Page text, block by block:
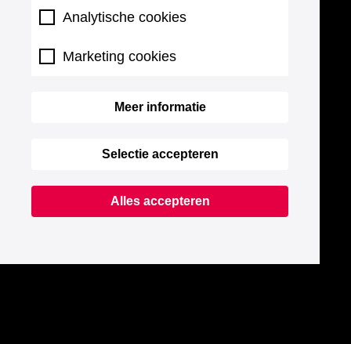
Analytische cookies
Marketing cookies
Meer informatie
Selectie accepteren
Alles accepteren